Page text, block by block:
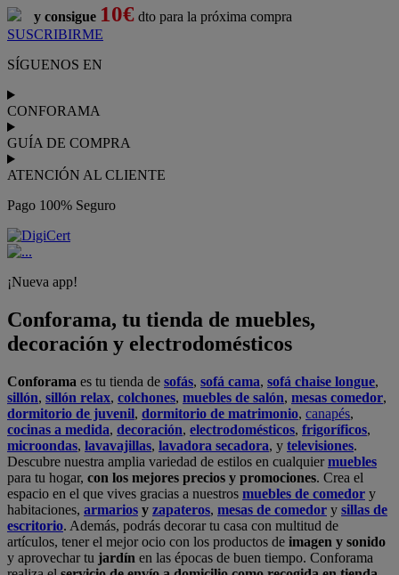
y consigue 10€ dto para la próxima compra
SUSCRIBIRME
SÍGUENOS EN
CONFORAMA
GUÍA DE COMPRA
ATENCIÓN AL CLIENTE
Pago 100% Seguro
¡Nueva app!
Conforama, tu tienda de muebles,
decoración y electrodomésticos
Conforama es tu tienda de sofás, sofá cama, sofá chaise longue,
sillón, sillón relax, colchones, muebles de salón, mesas comedor,
dormitorio de juvenil, dormitorio de matrimonio, canapés,
cocinas a medida, decoración, electrodomésticos, frigoríficos,
microondas, lavavajillas, lavadora secadora, y televisiones.
Descubre nuestra amplia variedad de estilos en cualquiermuebles
para tu hogar, con los mejores precios y promociones. Crea el
espacio en el que vives gracias a nuestros muebles de comedor y
habitaciones, armarios y zapateros, mesas de comedor y sillas de
escritorio. Además, podrás decorar tu casa con multitud de
artículos, tener el mejor ocio con los productos de imagen y sonido
y aprovechar tu jardín en las épocas de buen tiempo. Conforama